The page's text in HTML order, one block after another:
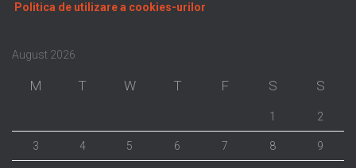
Politica de utilizare a cookies-urilor
August 2026
M T W T F S S
1 2
3 4 5 6 7 8 9